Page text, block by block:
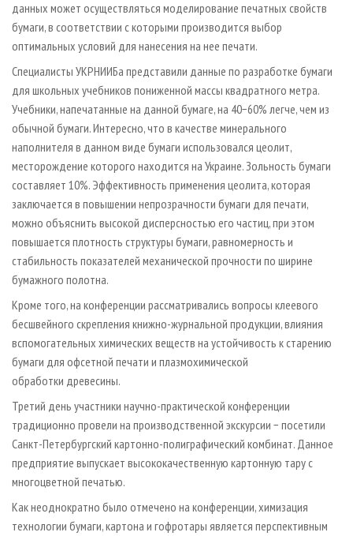
данных может осуществляться моделирование печатных свойств
бумаги, в соответствии с которыми производится выбор
оптимальных условий для нанесения на нее печати.
Специалисты УКРНИИБа представили данные по разработке бумаги
для школьных учебников пониженной массы квадратного метра.
Учебники, напечатанные на данной бумаге, на 40−60% легче, чем из
обычной бумаги. Интересно, что в качестве минерального
наполнителя в данном виде бумаги использовался цеолит,
месторождение которого находится на Украине. Зольность бумаги
составляет 10%. Эффективность применения цеолита, которая
заключается в повышении непрозрачности бумаги для печати,
можно объяснить высокой дисперсностью его частиц, при этом
повышается плотность структуры бумаги, равномерность и
стабильность показателей механической прочности по ширине
бумажного полотна.
Кроме того, на конференции рассматривались вопросы клеевого
бесшвейного скрепления книжно-журнальной продукции, влияния
вспомогательных химических веществ на устойчивость к старению
бумаги для офсетной печати и плазмохимической
обработки древесины.
Третий день участники научно-практической конференции
традиционно провели на производственной экскурсии − посетили
Санкт-Петербургский картонно-полиграфический комбинат. Данное
предприятие выпус­кает высококачественную картонную тару с
многоцветной печатью.
Как неоднократно было отмечено на конференции, химизация
технологии бумаги, картона и гофротары является перспективным